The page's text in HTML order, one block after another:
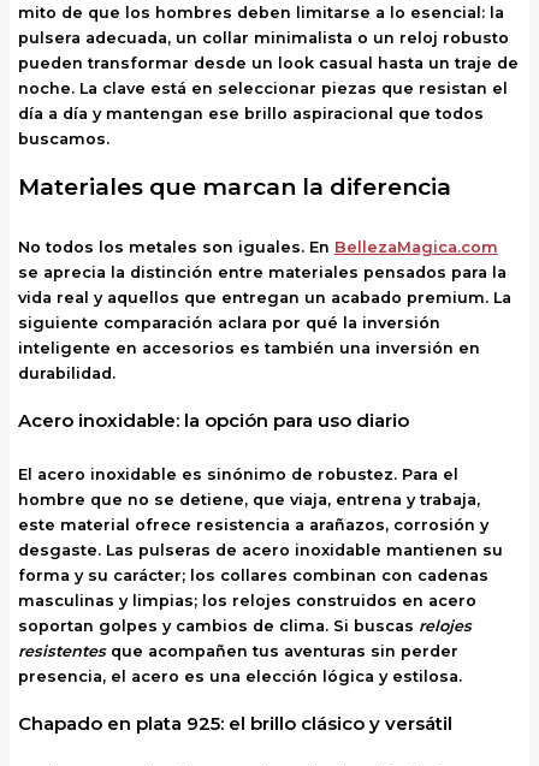
mito de que los hombres deben limitarse a lo esencial: la
pulsera adecuada, un collar minimalista o un reloj robusto
pueden transformar desde un look casual hasta un traje de
noche. La clave está en seleccionar piezas que resistan el
día a día y mantengan ese brillo aspiracional que todos
buscamos.
Materiales que marcan la diferencia
No todos los metales son iguales. En BellezaMagica.com
se aprecia la distinción entre materiales pensados para la
vida real y aquellos que entregan un acabado premium. La
siguiente comparación aclara por qué la inversión
inteligente en accesorios es también una inversión en
durabilidad.
Acero inoxidable: la opción para uso diario
El acero inoxidable es sinónimo de robustez. Para el
hombre que no se detiene, que viaja, entrena y trabaja,
este material ofrece resistencia a arañazos, corrosión y
desgaste. Las pulseras de acero inoxidable mantienen su
forma y su carácter; los collares combinan con cadenas
masculinas y limpias; los relojes construidos en acero
soportan golpes y cambios de clima. Si buscas relojes
resistentesque acompañen tus aventuras sin perder
presencia, el acero es una elección lógica y estilosa.
Chapado en plata 925: el brillo clásico y versátil